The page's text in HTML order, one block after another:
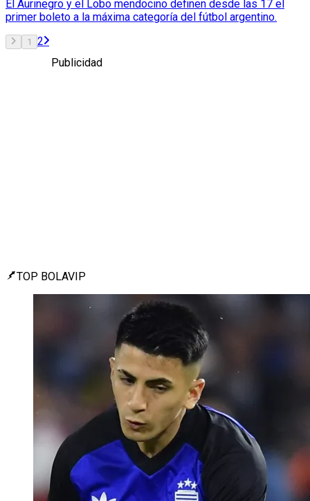
El Aurinegro y el Lobo mendocino definen desde las 17 el
primer boleto a la máxima categoría del fútbol argentino.
1
2
Publicidad
TOP BOLAVIP